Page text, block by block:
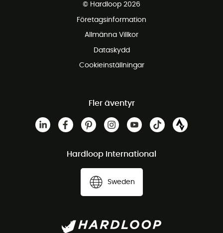
Gratis retur inom 100 dagar
© Hardloop 2026
Företagsinformation
Allmänna Villkor
Dataskydd
Cookieinställningar
Fler äventyr
Hardloop International
Sweden